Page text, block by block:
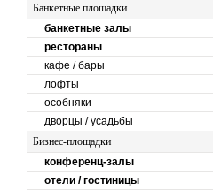
Банкетные площадки
банкетные залы
рестораны
кафе / бары
лофты
особняки
дворцы / усадьбы
Бизнес-площадки
конференц-залы
отели / гостиницы